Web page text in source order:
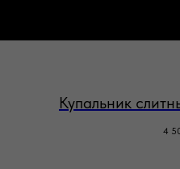
Купальник
4